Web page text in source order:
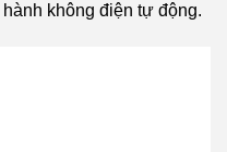
không điện tự động.